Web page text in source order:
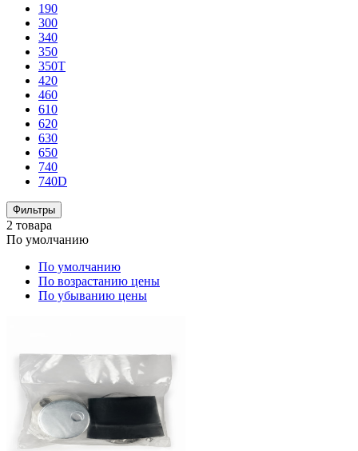
190
300
340
350
350T
420
460
610
620
630
650
740
740D
Фильтры
2 товара
По умолчанию
По умолчанию
По возрастанию цены
По убыванию цены